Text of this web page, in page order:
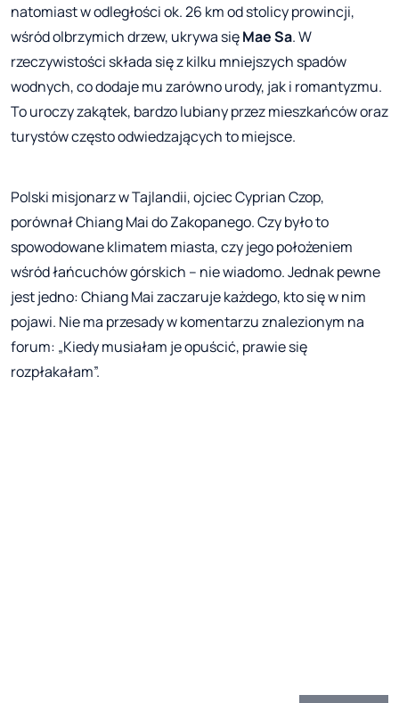
natomiast w odległości ok. 26 km od stolicy prowincji,
wśród olbrzymich drzew, ukrywa sięMae Sa. W
rzeczywistości składa się z kilku mniejszych spadów
wodnych, co dodaje mu zarówno urody, jak i romantyzmu.
To uroczy zakątek, bardzo lubiany przez mieszkańców oraz
turystów często odwiedzających to miejsce.
Polski misjonarz w Tajlandii, ojciec Cyprian Czop,
porównał Chiang Mai do Zakopanego. Czy było to
spowodowane klimatem miasta, czy jego położeniem
wśród łańcuchów górskich – nie wiadomo. Jednak pewne
jest jedno: Chiang Mai zaczaruje każdego, kto się w nim
pojawi. Nie ma przesady w komentarzu znalezionym na
forum: „Kiedy musiałam je opuścić, prawie się
rozpłakałam”.